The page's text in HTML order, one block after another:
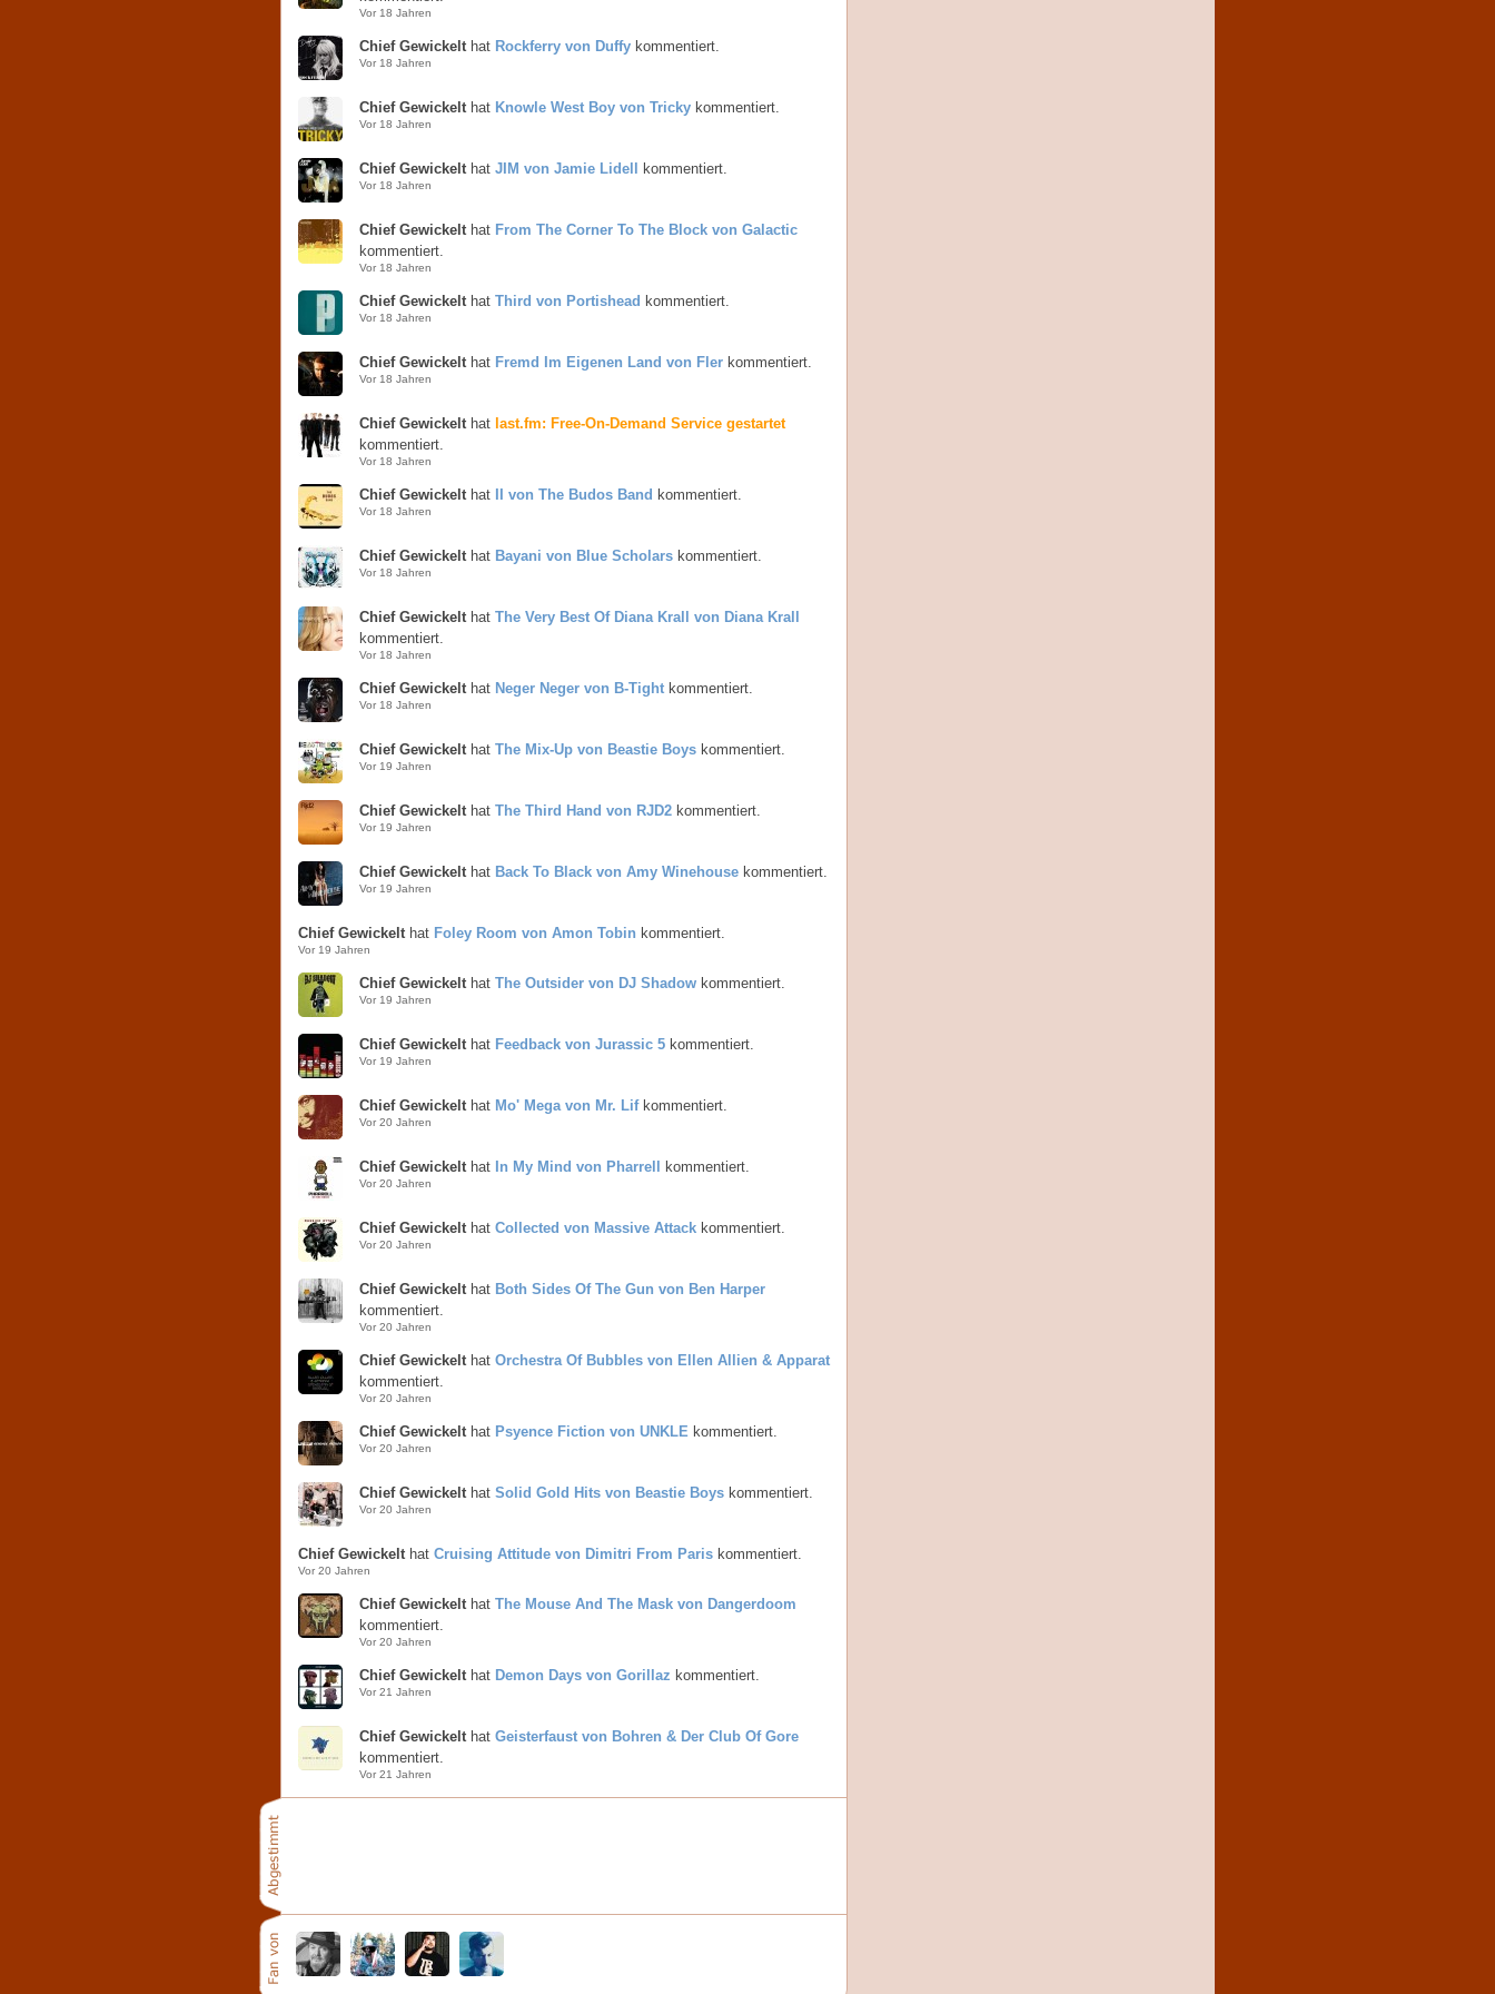
Vor 18 Jahren
Chief Gewickelthat Rockferry von Duffy kommentiert.
Vor 18 Jahren
Chief Gewickelthat Knowle West Boy von Tricky kommentiert.
Vor 18 Jahren
Chief Gewickelthat JIM von Jamie Lidell kommentiert.
Vor 18 Jahren
Chief Gewickelthat From The Corner To The Block von Galactic
kommentiert.
Vor 18 Jahren
Chief Gewickelthat Third von Portishead kommentiert.
Vor 18 Jahren
Chief Gewickelthat Fremd Im Eigenen Land von Fler kommentiert.
Vor 18 Jahren
Chief Gewickelthat last.fm: Free-On-Demand Service gestartet
kommentiert.
Vor 18 Jahren
Chief Gewickelthat II von The Budos Band kommentiert.
Vor 18 Jahren
Chief Gewickelthat Bayani von Blue Scholars kommentiert.
Vor 18 Jahren
Chief Gewickelthat The Very Best Of Diana Krall von Diana Krall
kommentiert.
Vor 18 Jahren
Chief Gewickelthat Neger Neger von B-Tight kommentiert.
Vor 18 Jahren
Chief Gewickelthat The Mix-Up von Beastie Boys kommentiert.
Vor 19 Jahren
Chief Gewickelthat The Third Hand von RJD2 kommentiert.
Vor 19 Jahren
Chief Gewickelthat Back To Black von Amy Winehouse kommentiert.
Vor 19 Jahren
Chief Gewickelthat Foley Room von Amon Tobin kommentiert.
Vor 19 Jahren
Chief Gewickelthat The Outsider von DJ Shadow kommentiert.
Vor 19 Jahren
Chief Gewickelthat Feedback von Jurassic 5 kommentiert.
Vor 19 Jahren
Chief Gewickelthat Mo' Mega von Mr. Lifkommentiert.
Vor 20 Jahren
Chief Gewickelthat In My Mind von Pharrell kommentiert.
Vor 20 Jahren
Chief Gewickelthat Collected von Massive Attack kommentiert.
Vor 20 Jahren
Chief Gewickelthat Both Sides Of The Gun von Ben Harper
kommentiert.
Vor 20 Jahren
Chief Gewickelthat Orchestra Of Bubbles von Ellen Allien & Apparat
kommentiert.
Vor 20 Jahren
Chief Gewickelthat Psyence Fiction von UNKLE kommentiert.
Vor 20 Jahren
Chief Gewickelthat Solid Gold Hits von Beastie Boys kommentiert.
Vor 20 Jahren
Chief Gewickelthat Cruising Attitude von Dimitri From Paris kommentiert.
Vor 20 Jahren
Chief Gewickelthat The Mouse And The Mask von Dangerdoom
kommentiert.
Vor 20 Jahren
Chief Gewickelthat Demon Days von Gorillaz kommentiert.
Vor 21 Jahren
Chief Gewickelthat Geisterfaust von Bohren & Der Club Of Gore
kommentiert.
Vor 21 Jahren